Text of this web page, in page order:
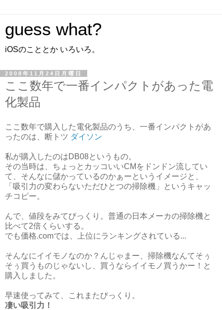
guess what?
iOSのこととか いろいろ。
2008年11月24日月曜日
ここ数年で一番インパクトがあった電
化製品
ここ数年で購入した電化製品のうち、一番インパクトがあ
ったのは、断トツ ダイソン
私が購入したのはDB08というもの。
その当時は、ちょっとカッコいいCMをドンドン流してい
て、そんなに儲かっているのかぁーというイメージと、
「吸引力の変わらないただひとつの掃除機」というキャッ
チコピー。
んで、値段をみてびっくり。普通の日本メーカの掃除機と
比べて2倍くらいする。
でも価格.comでは、上位にランキングされている...
そんなにイイモノなのか？んじゃまー、掃除機なんてそぅ
そぅ買うものじゃないし、買うならイイモノ買うかー！と
購入しました。
早速使ってみて、これまたびっくり。
凄い吸引力！